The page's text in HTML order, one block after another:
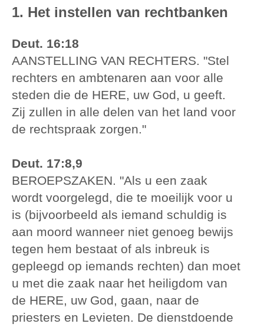
1. Het instellen van rechtbanken
Deut. 16:18
AANSTELLING VAN RECHTERS. "Stel
rechters en ambtenaren aan voor alle
steden die de HERE, uw God, u geeft.
Zij zullen in alle delen van het land voor
de rechtspraak zorgen."
Deut. 17:8,9
BEROEPSZAKEN. "Als u een zaak
wordt voorgelegd, die te moeilijk voor u
is (bijvoorbeeld als iemand schuldig is
aan moord wanneer niet genoeg bewijs
tegen hem bestaat of als inbreuk is
gepleegd op iemands rechten) dan moet
u met die zaak naar het heiligdom van
de HERE, uw God, gaan, naar de
priesters en Levieten. De dienstdoende